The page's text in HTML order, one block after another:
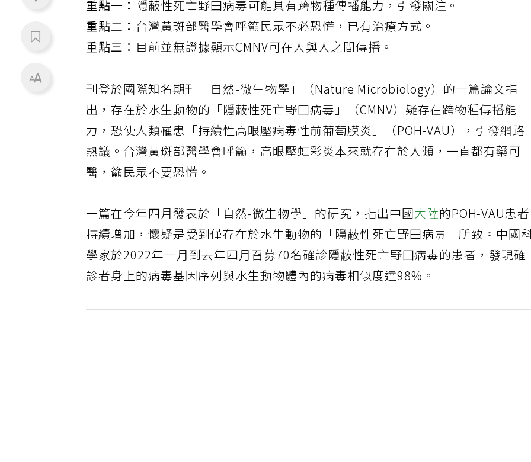
重點一： 隱蔽性死亡野田病毒可能具有跨物種傳播能力，引發關注。
重點二： 台灣黃斑部醫學會呼籲民眾不必恐慌，已有治療方式。
重點三： 目前並無證據顯示CMNV可在人與人之間傳播。
刊登於國際知名期刊「自然-微生物學」（Nature Microbiology）的一篇論文指
出，存在於水生動物的「隱蔽性死亡野田病毒」（CMNV）疑存在跨物種傳播能
力，恐使人類罹患「持續性高眼壓病毒性前葡萄膜炎」（POH‑VAU），引發網路
熱議。台灣黃斑部醫學會呼籲，高眼壓虹彩炎本來就存在於人類，一直都有藥可
醫，籲民眾不要恐慌。
一篇在今年四月發表於「自然-微生物學」的研究，指出中國大陸的POH‑VAU患者
持續增加，懷疑是受到僅存在於水生動物的「隱蔽性死亡野田病毒」所致。中國
學家於2022年一月到去年四月召募70名確診隱蔽性死亡野田病毒的患者，發現確
診者身上的病毒基因序列與水生動物體內的病毒相似度達98%。